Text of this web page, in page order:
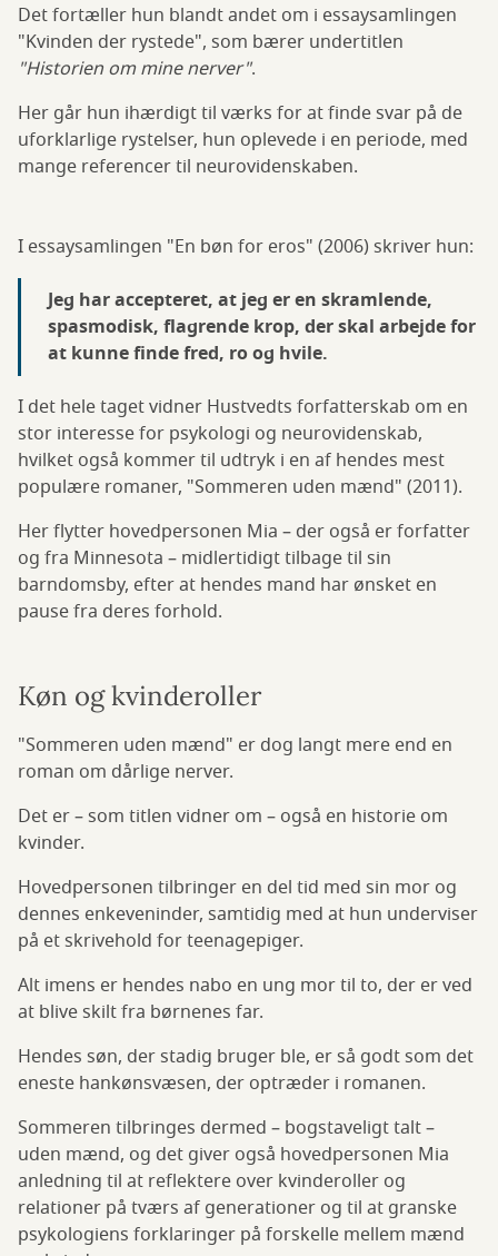
Det fortæller hun blandt andet om i essaysamlingen
"Kvinden der rystede", som bærer undertitlen
"Historien om mine nerver".
Her går hun ihærdigt til værks for at finde svar på de
uforklarlige rystelser, hun oplevede i en periode, med
mange referencer til neurovidenskaben.
I essaysamlingen "En bøn for eros" (2006) skriver hun:
Jeg har accepteret, at jeg er en skramlende,
spasmodisk, flagrende krop, der skal arbejde for
at kunne finde fred, ro og hvile.
I det hele taget vidner Hustvedts forfatterskab om en
stor interesse for psykologi og neurovidenskab,
hvilket også kommer til udtryk i en af hendes mest
populære romaner, "Sommeren uden mænd" (2011).
Her flytter hovedpersonen Mia – der også er forfatter
og fra Minnesota – midlertidigt tilbage til sin
barndomsby, efter at hendes mand har ønsket en
pause fra deres forhold.
Køn og kvinderoller
"Sommeren uden mænd" er dog langt mere end en
roman om dårlige nerver.
Det er – som titlen vidner om – også en historie om
kvinder.
Hovedpersonen tilbringer en del tid med sin mor og
dennes enkeveninder, samtidig med at hun underviser
på et skrivehold for teenagepiger.
Alt imens er hendes nabo en ung mor til to, der er ved
at blive skilt fra børnenes far.
Hendes søn, der stadig bruger ble, er så godt som det
eneste hankønsvæsen, der optræder i romanen.
Sommeren tilbringes dermed – bogstaveligt talt –
uden mænd, og det giver også hovedpersonen Mia
anledning til at reflektere over kvinderoller og
relationer på tværs af generationer og til at granske
psykologiens forklaringer på forskelle mellem mænd